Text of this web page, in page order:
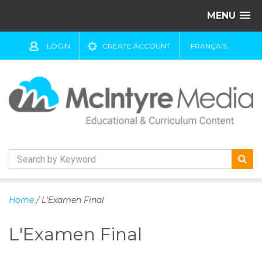
MENU
LOGIN CREATE ACCOUNT FRANÇAIS
kHome / L'Examen Final
L'Examen Final